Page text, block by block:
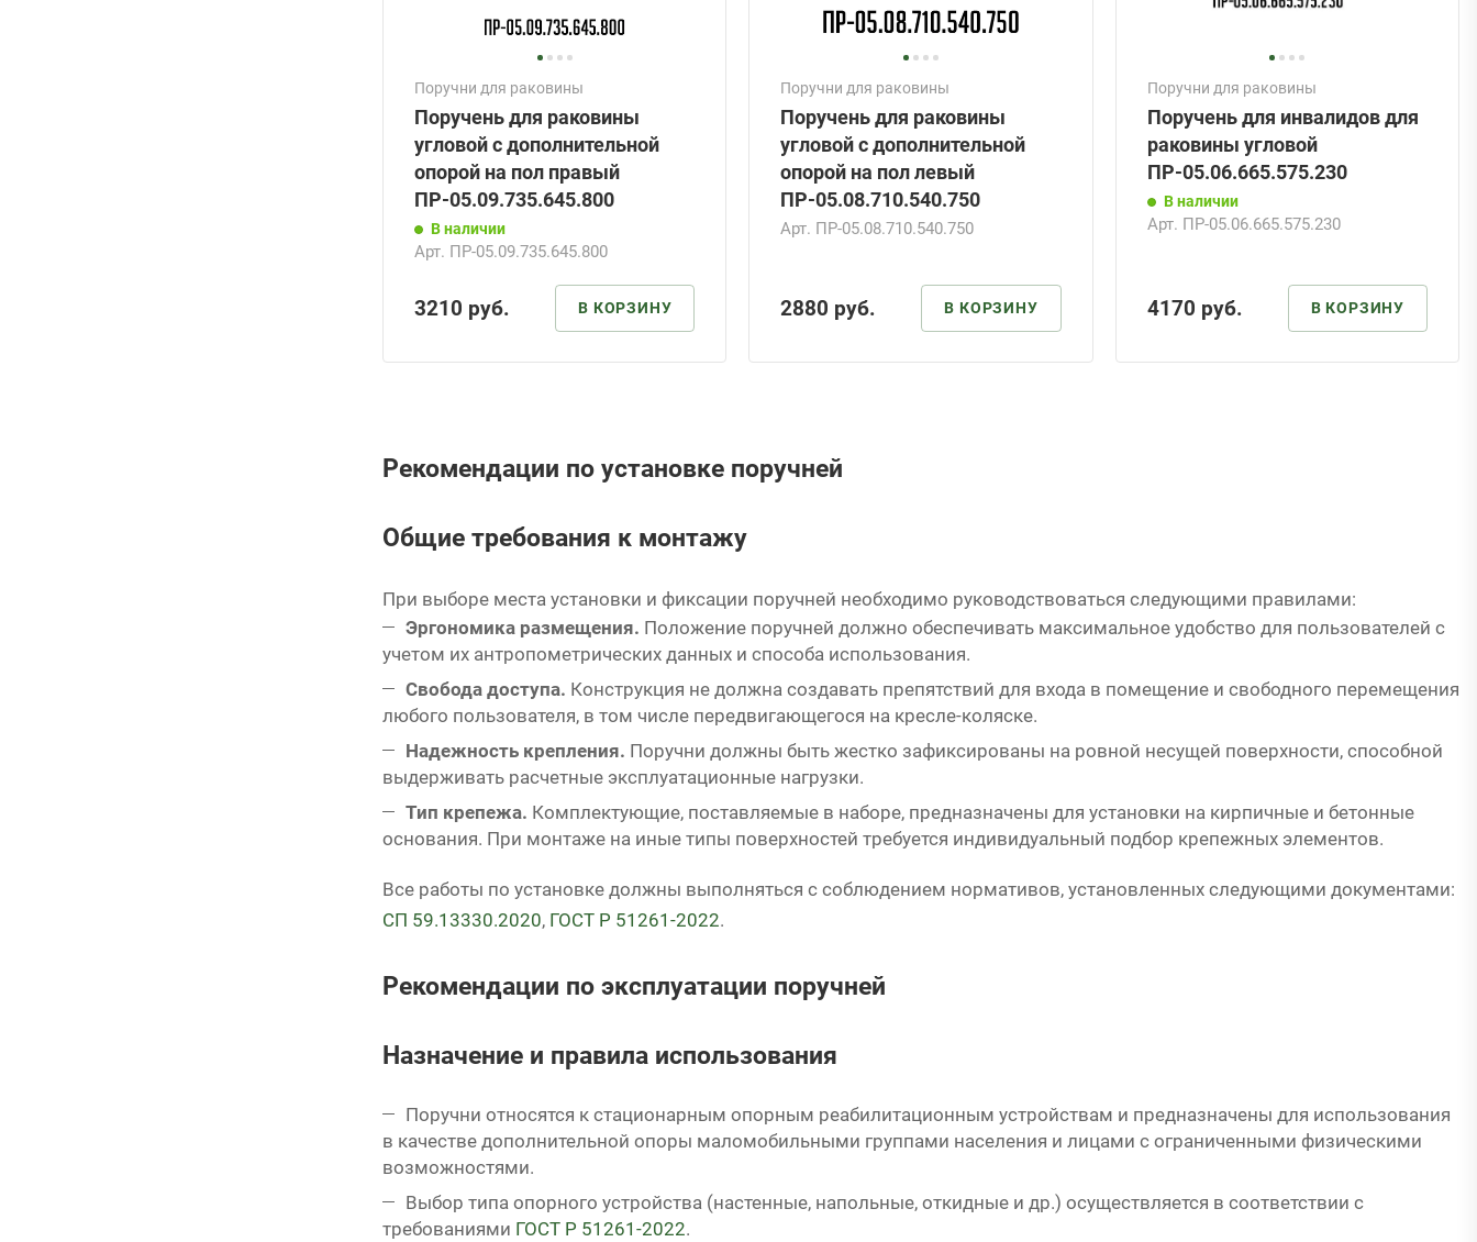
Поручни для раковины
Поручень для раковины
угловой с дополнительной
опорой на пол правый
ПР-05.09.735.645.800
В наличии
Арт. ПР-05.09.735.645.800
3210 руб. В КОРЗИНУ
Поручни для раковины
Поручень для раковины
угловой с дополнительной
опорой на пол левый
ПР-05.08.710.540.750
Арт. ПР-05.08.710.540.750
2880 руб. В КОРЗИНУ
Поручни для раковины
Поручень для инвалидов для
раковины угловой
ПР-05.06.665.575.230
В наличии
Арт. ПР-05.06.665.575.230
4170 руб. В КОРЗИНУ
Рекомендации по установке поручней
Общие требования к монтажу
При выборе места установки и фиксации поручней необходимо руководствоваться следующими правилами:
Эргономика размещения. Положение поручней должно обеспечивать максимальное удобство для пользователей с
учетом их антропометрических данных и способа использования.
Свобода доступа. Конструкция не должна создавать препятствий для входа в помещение и свободного перемещения
любого пользователя, в том числе передвигающегося на кресле-коляске.
Надежность крепления. Поручни должны быть жестко зафиксированы на ровной несущей поверхности, способной
выдерживать расчетные эксплуатационные нагрузки.
Тип крепежа. Комплектующие, поставляемые в наборе, предназначены для установки на кирпичные и бетонные
основания. При монтаже на иные типы поверхностей требуется индивидуальный подбор крепежных элементов.
Все работы по установке должны выполняться с соблюдением нормативов, установленных следующими документами:
СП 59.13330.2020, ГОСТ Р 51261-2022.
Рекомендации по эксплуатации поручней
Назначение и правила использования
Поручни относятся к стационарным опорным реабилитационным устройствам и предназначены для использования
в качестве дополнительной опоры маломобильными группами населения и лицами с ограниченными физическими
возможностями.
Выбор типа опорного устройства (настенные, напольные, откидные и др.) осуществляется в соответствии с
требованиями ГОСТ Р 51261-2022.